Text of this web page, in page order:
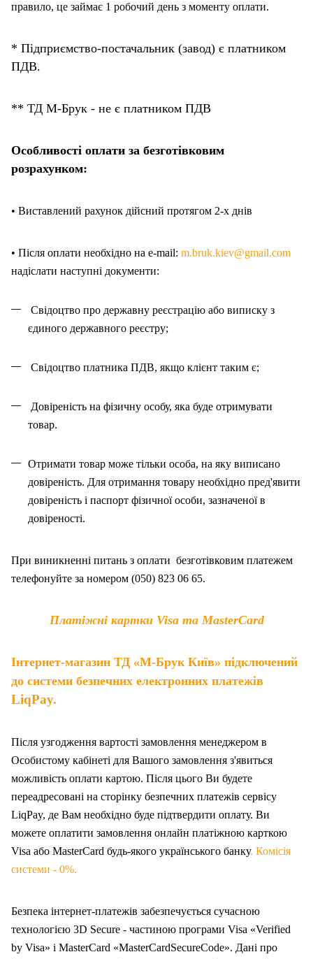
правило, це займає 1 робочий день з моменту оплати.
* Підприємство-постачальник (завод) є платником
ПДВ.
** ТД М-Брук - не є платником ПДВ
Особливості оплати за безготівковим
розрахунком:
• Виставлений рахунок дійсний протягом 2-х днів
• Після оплати необхідно на e-mail: m.bruk.kiev@gmail.com
надіслати наступні документи:
Свідоцтво про державну реєстрацію або виписку з
єдиного державного реєстру;
Свідоцтво платника ПДВ, якщо клієнт таким є;
Довіреність на фізичну особу, яка буде отримувати
товар.
Отримати товар може тільки особа, на яку виписано
довіреність. Для отримання товару необхідно пред'явити
довіреність і паспорт фізичної особи, зазначеноїв
довіреності.
При виникненні питань з оплати безготівковим платежем
телефонуйте за номером (050) 823 06 65.
Платіжні картки Visa та MasterCard
Інтернет-магазин ТД «М-Брук Київ» підключений
до системи безпечних електронних платежів
LiqPay.
Після узгодження вартості замовлення менеджером в
Особистому кабінеті для Вашого замовлення з'явиться
можливість оплати картою. Після цього Ви будете
переадресовані на сторінку безпечних платежів сервісу
LiqPay, де Вам необхідно буде підтвердити оплату. Ви
можете оплатити замовлення онлайн платіжною карткою
Visa або MasterCard будь-якого українського банку. Комісія
системи - 0%.
Безпека інтернет-платежів забезпечується сучасною
технологією 3D Secure - частиною програми Visa «Verified
by Visa» і MasterCard «MasterCardSecureCode». Дані про